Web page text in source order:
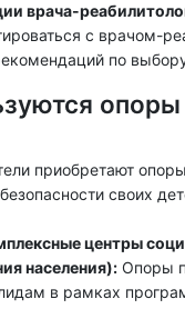
врача-
с врачом-
по
приобретают
своих
центры
населения): Опоры
в рамках